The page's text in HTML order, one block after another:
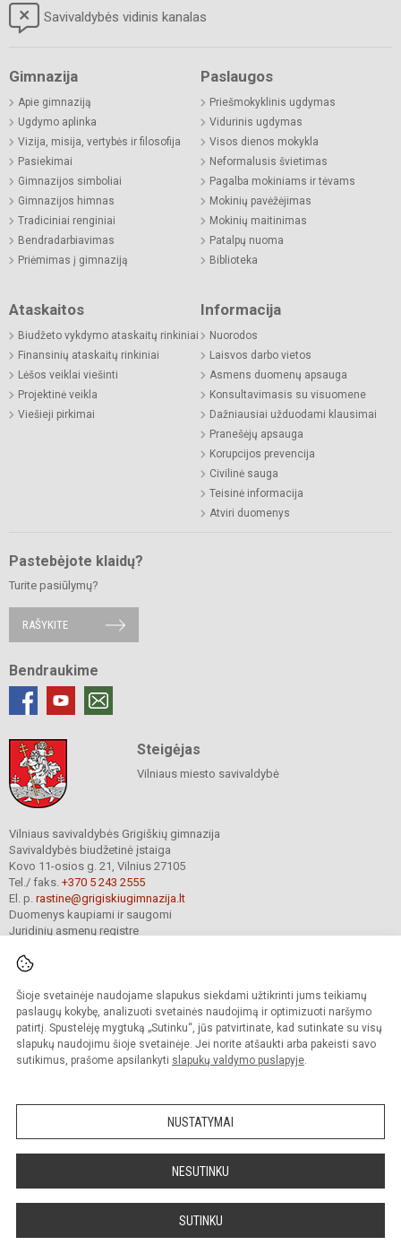
Šioje svetainėje naudojame slapukus siekdami užtikrinti jums teikiamų
paslaugų kokybę, analizuoti svetainės naudojimą ir optimizuoti naršymo
patirtį. Spustelėję mygtuką „Sutinku“, jūs patvirtinate, kad sutinkate su visų
slapukų naudojimu šioje svetainėje. Jei norite atšaukti arba pakeisti savo
sutikimus, prašome apsilankyti slapukų valdymo puslapyje.
NUSTATYMAI
NESUTINKU
SUTINKU
Savivaldybės vidinis kanalas
Gimnazija
Apie gimnaziją
Ugdymo aplinka
Vizija, misija, vertybės ir filosofija
Pasiekimai
Gimnazijos simboliai
Gimnazijos himnas
Tradiciniai renginiai
Bendradarbiavimas
Priėmimas į gimnaziją
Paslaugos
Priešmokyklinis ugdymas
Vidurinis ugdymas
Visos dienos mokykla
Neformalusis švietimas
Pagalba mokiniams ir tėvams
Mokinių pavėžėjimas
Mokinių maitinimas
Patalpų nuoma
Biblioteka
Ataskaitos
Biudžeto vykdymo ataskaitų rinkiniai
Finansinių ataskaitų rinkiniai
Lėšos veiklai viešinti
Projektinė veikla
Viešieji pirkimai
Informacija
Nuorodos
Laisvos darbo vietos
Asmens duomenų apsauga
Konsultavimasis su visuomene
Dažniausiai užduodami klausimai
Pranešėjų apsauga
Korupcijos prevencija
Civilinė sauga
Teisinė informacija
Atviri duomenys
Pastebėjote klaidų?
Turite pasiūlymų?
RAŠYKITE
Bendraukime
Steigėjas
Vilniaus miesto savivaldybė
Vilniaus savivaldybės Grigiškių gimnazija
Savivaldybės biudžetinė įstaiga
Kovo 11-osios g. 21, Vilnius 27105
Tel./ faks. +370 5 243 2555
El. p. rastine@grigiskiugimnazija.lt
Duomenys kaupiami ir saugomi
Juridinių asmenų registre
© 2024. Vilniaus savivaldybės Grigiškių gimnazija. Visos teisės saugomos.
Kopijuoti turinį be raštiško gimnazijos sutikimo griežtai draudžiama.
Versija neįgaliesiems Slapukų valdymas